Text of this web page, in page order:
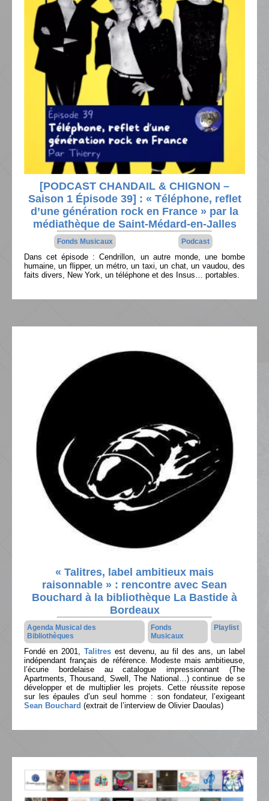
[PODCAST CHANDAIL & CHIGNON –
Saison 1 Épisode 39] : « Téléphone, reflet
d’une génération rock en France » par la
médiathèque de Saint-Médard-en-Jalles
Fonds Musicaux Podcast
Dans cet épisode : Cendrillon, un autre monde, une bombe
humaine, un flipper, un métro, un taxi, un chat, un vaudou, des
faits divers, New York, un téléphone et des Insus… portables.
« Talitres, label ambitieux mais
raisonnable » : rencontre avec Sean
Bouchard à la bibliothèque La Bastide à
Bordeaux
Agenda Musical des
Bibliothèques
Fonds
Musicaux
Playlist
Fondé en 2001, Talitres est devenu, au fil des ans, un label
indépendant français de référence. Modeste mais ambitieuse,
l’écurie bordelaise au catalogue impressionnant (The
Apartments, Thousand, Swell, The National…) continue de se
développer et de multiplier les projets. Cette réussite repose
sur les épaules d’un seul homme : son fondateur, l’exigeant
Sean Bouchard (extrait de l’interview de Olivier Daoulas)